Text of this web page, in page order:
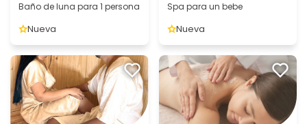
Baño de luna para 1 persona
Nueva
Spa para un bebe
Nueva